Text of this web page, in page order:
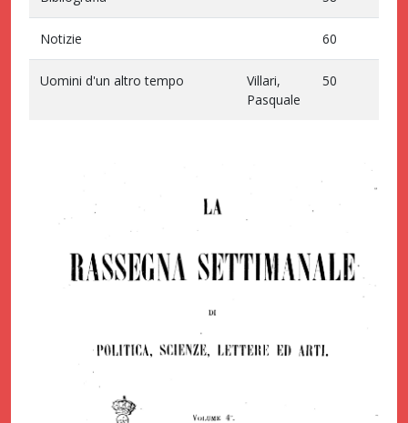
Notizie 60
Uomini d'un altro tempo
Villari,
Pasquale
50